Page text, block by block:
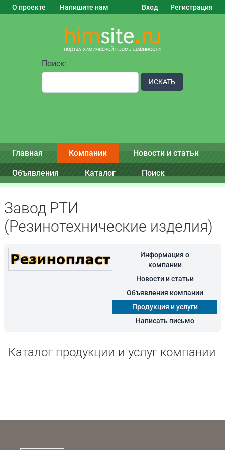
О проекте Напишите нам Вход Регистрация
Поиск:
ИСКАТЬ
Главная Компании Новости и статьи
Объявления Каталог Поиск
Завод РТИ
(Резинотехнические изделия)
Информация о
компании
Новости и статьи
Объявления компании
Продукция и услуги
Написать письмо
Каталог продукции и услуг компании